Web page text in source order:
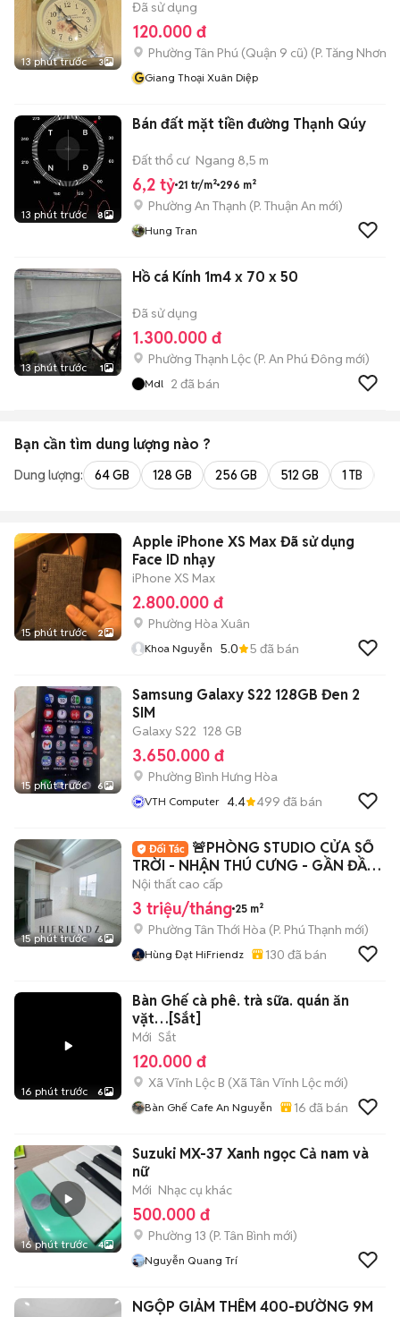
13 phút trước 3
Đã sử dụng
120.000 đ
Phường Tân Phú (Quận 9 cũ) (P. Tăng Nhơn
GGiang Thoại Xuân Diệp
13 phút trước 8
Bán đất mặt tiền đường Thạnh Qúy
Đất thổ cư Ngang 8,5 m
6,2 tỷ 21 tr/m² 296 m²
Phường An Thạnh (P. Thuận An mới)
Hung Tran
13 phút trước 1
Hồ cá Kính 1m4 x 70 x 50
Đã sử dụng
1.300.000 đ
Phường Thạnh Lộc (P. An Phú Đông mới)
Mdl 2 đã bán
Bạn cần tìm dung lượng nào ?
Dung lượng: 64 GB 128 GB 256 GB 512 GB 1 TB
15 phút trước 2
Apple iPhone XS Max Đã sử dụng
Face ID nhạy
iPhone XS Max
2.800.000 đ
Phường Hòa Xuân
Khoa Nguyễn 5.0 5 đã bán
15 phút trước 6
Samsung Galaxy S22 128GB Đen 2
SIM
Galaxy S22 128 GB
3.650.000 đ
Phường Bình Hưng Hòa
VTH Computer 4.4 499 đã bán
15 phút trước 6
🚨PHÒNG STUDIO CỬA SỔ
TRỜI - NHẬN THÚ CƯNG - GẦN ĐẦM
SEN - 5P HIU - VHU
Nội thất cao cấp
3 triệu/tháng 25 m²
Phường Tân Thới Hòa (P. Phú Thạnh mới)
Hùng Đạt HiFriendz 130 đã bán
16 phút trước 6
Bàn Ghế cà phê. trà sữa. quán ăn
vặt…[Sắt]
Mới Sắt
120.000 đ
Xã Vĩnh Lộc B (Xã Tân Vĩnh Lộc mới)
Bàn Ghế Cafe An Nguyễn 16 đã bán
16 phút trước 4
Suzuki MX-37 Xanh ngọc Cả nam và
nữ
Mới Nhạc cụ khác
500.000 đ
Phường 13 (P. Tân Bình mới)
Nguyễn Quang Trí
NGỘP GIẢM THÊM 400-ĐƯỜNG 9M